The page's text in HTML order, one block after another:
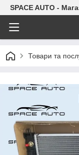
SPACE AUTO -
Товари та